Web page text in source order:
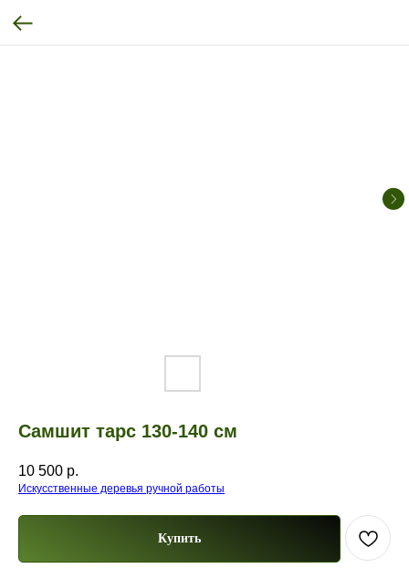
Самшит тарс 130-140 см
10 500 р.
Искусственные деревья ручной работы
Купить